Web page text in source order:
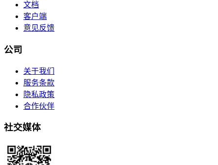
文档
客户端
意见反馈
公司
关于我们
服务条款
隐私政策
合作伙伴
社交媒体